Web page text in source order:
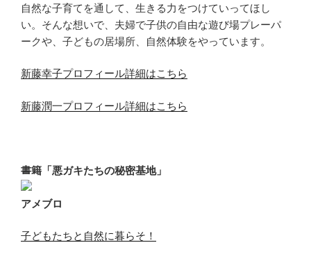
自然な子育てを通して、生きる力をつけていってほし
い。そんな想いで、夫婦で子供の自由な遊び場プレーパ
ークや、子どもの居場所、自然体験をやっています。
新藤幸子プロフィール詳細はこちら
新藤潤一プロフィール詳細はこちら
書籍「悪ガキたちの秘密基地」
アメブロ
子どもたちと自然に暮らそ！